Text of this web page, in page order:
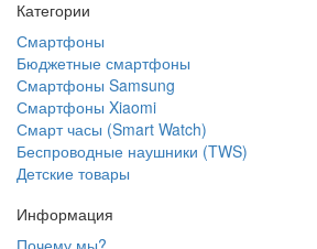
Категории
Смартфоны
Бюджетные смартфоны
Смартфоны Samsung
Смартфоны Xiaomi
Смарт часы (Smart Watch)
Беспроводные наушники (TWS)
Детские товары
Информация
Почему мы?